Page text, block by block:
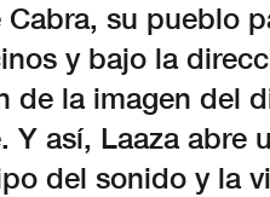
su pueblo
y bajo la
de la imagen del
Y así, Laaza abre
del sonido y la